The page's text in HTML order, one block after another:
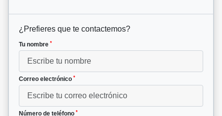
¿Prefieres que te contactemos?
Tu nombre *
Correo electrónico *
Número de teléfono *